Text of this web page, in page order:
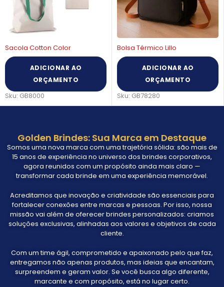
Sacola Cotton Color
ADICIONAR AO
ORÇAMENTO
Sku: GB8000
Bolsa Térmico Lillo
ADICIONAR AO
ORÇAMENTO
Sku: GB78280
Golden Brindes: Sua Marca em Destaque
Somos uma nova marca com uma trajetória sólida: são mais de
15 anos de experiência no universo dos brindes corporativos,
agora reunidos com um propósito ainda mais claro —
transformar cada brinde em uma experiência memorável.
Acreditamos que inovação e criatividade são essenciais para
fortalecer conexões entre marcas e pessoas. Por isso, nossa
missão vai além de oferecer brindes personalizados: criamos
soluções exclusivas, alinhadas aos valores e objetivos de cada
cliente.
Com um time ágil, comprometido e apaixonado pelo que faz,
entregamos não apenas produtos, mas ideias que encantam,
surpreendem e geram valor. Se você busca algo diferente,
marcante e com propósito, está no lugar certo.